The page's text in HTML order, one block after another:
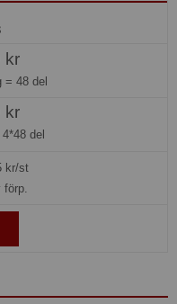
kr
= 48 del
kr
4*48 del
kr/st
förp.